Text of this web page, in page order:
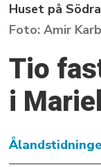
Huset på
Amir
Tio
i